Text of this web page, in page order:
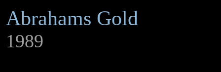
Abrahams Gold
1989